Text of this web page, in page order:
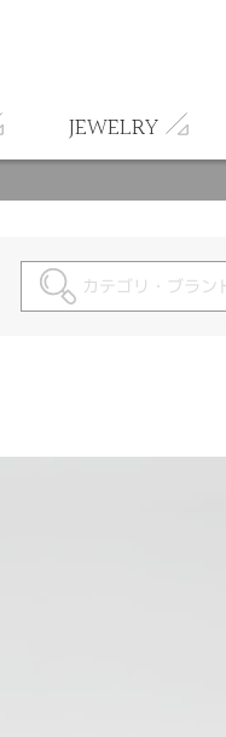
JEWELRY